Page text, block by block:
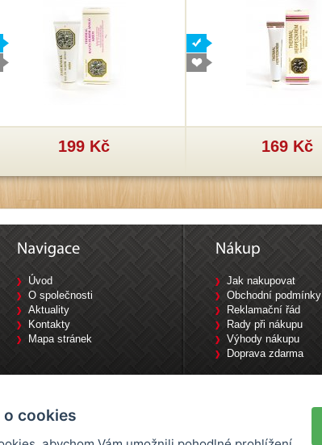
199 Kč 169 Kč
Úvod
O společnosti
Aktuality
Kontakty
Mapa stránek
Jak nakupovat
Obchodní podmínky
Reklamační řád
Rady při nákupu
Výhody nákupu
Doprava zdarma
Tyršova 1840/10, 702 00 Ostrava / Tel: 733 644 777
cookies